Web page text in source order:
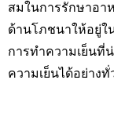
สมในการรักษาอา
ด้านโภชนาให้อยู่ใ
การทำความเย็นที่
ความเย็นได้อย่างทั่